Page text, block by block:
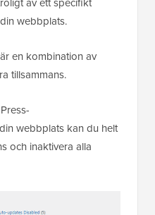
webbplats.
en kombination av
tillsammans.
webbplats kan du helt
och inaktivera alla